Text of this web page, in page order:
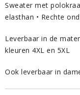
Sweater met
elasthan • Rechte
Leverbaar in de
kleuren 4XL en 5XL
Ook leverbaar in